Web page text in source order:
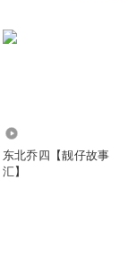
东北乔四【靓仔故事
汇】